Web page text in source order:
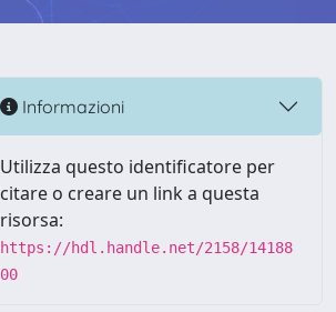
Informazioni
Utilizza questo identificatore per
citare o creare un link a questa
risorsa:
https://hdl.handle.net/2158/14188
00